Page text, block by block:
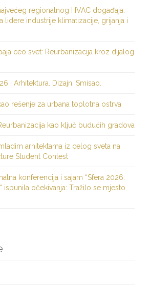
regionalnog HVAC događaja:
lidere industrije klimatizacije, grijanja i
ceo svet: Reurbanizacija kroz dijalog
| Arhitektura. Dizajn. Smisao.
rešenje za urbana toplotna ostrva
kao ključ budućih gradova
arhitektama iz celog sveta na
Student Contest
konferencija i sajam “Sfera 2026:
ispunila očekivanja: Tražilo se mjesto